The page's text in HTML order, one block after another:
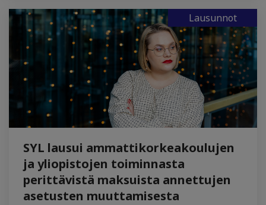
Lausunnot
SYL lausui ammattikorkeakoulujen
ja yliopistojen toiminnasta
perittävistä maksuista annettujen
asetusten muuttamisesta